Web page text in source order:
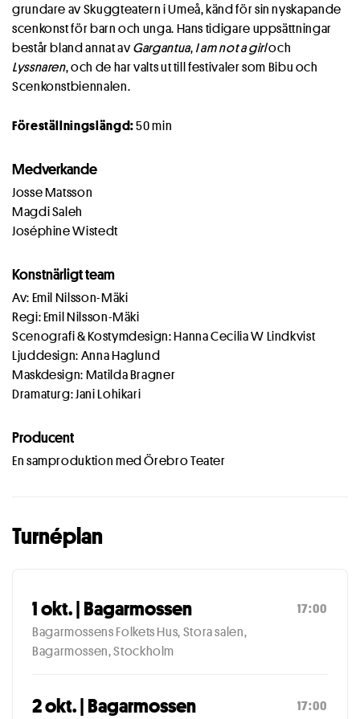
grundare av Skuggteatern i Umeå, känd för sin nyskapande
scenkonst för barn och unga. Hans tidigare uppsättningar
består bland annat avGargantua,I am not a girloch
Lyssnaren, och de har valts ut till festivaler som Bibu och
Scenkonstbiennalen.
Föreställningslängd:50 min
Medverkande
Josse Matsson
Magdi Saleh
Joséphine Wistedt
Konstnärligt team
Av: Emil Nilsson-Mäki
Regi: Emil Nilsson-Mäki
Scenografi & Kostymdesign: Hanna Cecilia W Lindkvist
Ljuddesign: Anna Haglund
Maskdesign: Matilda Bragner
Dramaturg: Jani Lohikari
Producent
En samproduktion med Örebro Teater
Turnéplan
1 okt. | Bagarmossen
Bagarmossens Folkets Hus, Stora salen,
Bagarmossen, Stockholm
17:00
2 okt. | Bagarmossen 17:00